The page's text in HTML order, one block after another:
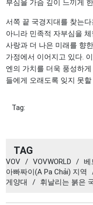
부심을 가슴 깊이 느끼게
서쪽 끝 국경지대를 찾는
아니라 민족적 자부심을
사랑과 더 나은 미래를 향
가정에서 이어지고 있다.
엔의 가치를 더욱 풍성하
들에게 오래도록 잊지 못
Tag:
TAG
VOV / VOVWORLD / 베
아빠짜이(A Pa Chải) 지역
게양대
/ 휘날리는 붉은